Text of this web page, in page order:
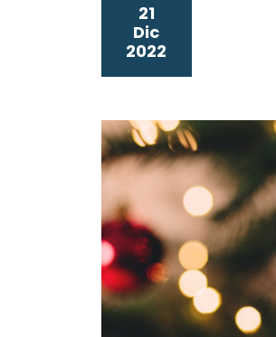
21
Dic
2022